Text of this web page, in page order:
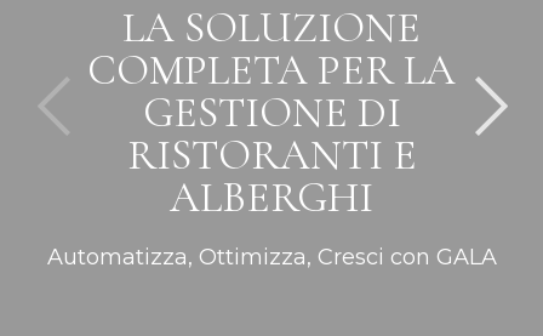
LA SOLUZIONE
COMPLETA PER LA
GESTIONE DI
RISTORANTI E
ALBERGHI
Automatizza, Ottimizza, Cresci con GALA